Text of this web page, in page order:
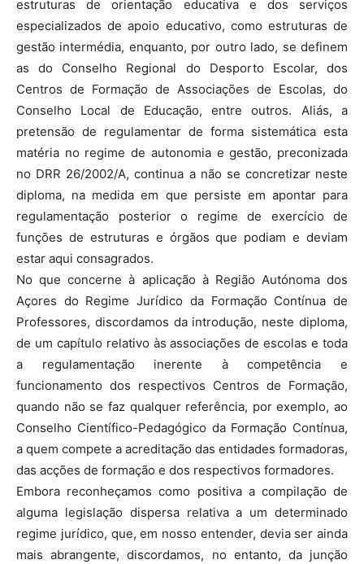
estruturas de orientação educativa e dos serviços
especializados de apoio educativo, como estruturas de
gestão intermédia, enquanto, por outro lado, se definem
as do Conselho Regional do Desporto Escolar, dos
Centros de Formação de Associações de Escolas, do
Conselho Local de Educação, entre outros. Aliás, a
pretensão de regulamentar de forma sistemática esta
matéria no regime de autonomia e gestão, preconizada
no DRR 26/2002/A, continua a não se concretizar neste
diploma, na medida em que persiste em apontar para
regulamentação posterior o regime de exercício de
funções de estruturas e órgãos que podiam e deviam
estar aqui consagrados.
No que concerne à aplicação à Região Autónoma dos
Açores do Regime Jurídico da Formação Contínua de
Professores, discordamos da introdução, neste diploma,
de um capítulo relativo às associações de escolas e toda
a regulamentação inerente à competência e
funcionamento dos respectivos Centros de Formação,
quando não se faz qualquer referência, por exemplo, ao
Conselho Científico-Pedagógico da Formação Contínua,
a quem compete a acreditação das entidades formadoras,
das acções de formação e dos respectivos formadores.
Embora reconheçamos como positiva a compilação de
alguma legislação dispersa relativa a um determinado
regime jurídico, que, em nosso entender, devia ser ainda
mais abrangente, discordamos, no entanto, da junção